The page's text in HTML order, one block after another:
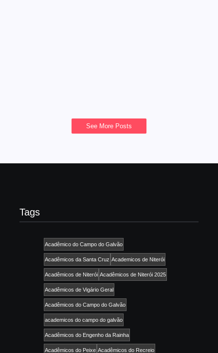
See More Posts
Tags
Acadêmico do Campo do Galvão
Acadêmicos da Santa Cruz Academicos de Niterói
Acadêmicos de Niterói Acadêmicos de Niterói 2025
Acadêmicos de Vigário Geral
Acadêmicos do Campo do Galvão
academicos do campo do galvão
Acadêmicos do Engenho da Rainha
Acadêmicos do Peixe Acadêmicos do Recreio